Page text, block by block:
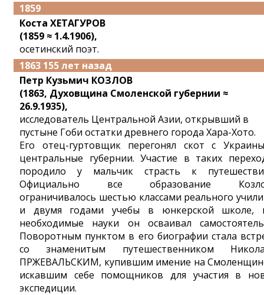
1859
Коста ХЕТАГУРОВ
(1859 ≈ 1.4.1906),
осетинский поэт.
1863 155 лет назад
Петр Кузьмич КОЗЛОВ
(1863, Духовщина Смоленской губернии ≈
26.9.1935),
исследователь Центральной Азии, открывший в
пустыне Гоби остатки древнего города Хара-Хото.
Его отец-гуртовщик перегонял скот с
центральные губернии. Участие в таких
породило у мальчик страсть к
Официально все образование
ограничивалось шестью классами реального
и двумя годами учебы в юнкерской школе,
необходимые науки он осваивал
Поворотным пунктом в его биографии стала
со знаменитым путешественником
ПРЖЕВАЛЬСКИМ, купившим имение на
искавшим себе помощников для участия в
экспедиции.